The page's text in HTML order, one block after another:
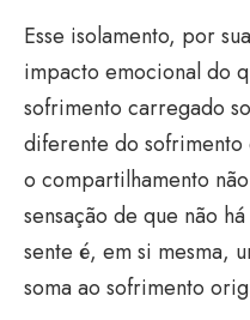
Esse isolamento, por
impacto emocional do
sofrimento carregado
diferente do
o compartilhamento
sensação de que não
sente é, em si mesma,
soma ao sofrimento